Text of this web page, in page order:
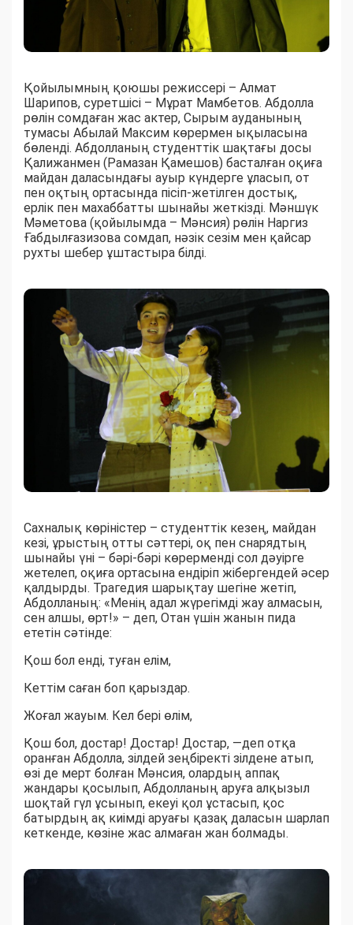
Қойылымның қоюшы режиссері – Алмат
Шарипов, суретшісі – Мұрат Мамбетов. Абдолла
рөлін сомдаған жас актер, Сырым ауданының
тумасы Абылай Максим көрермен ықыласына
бөленді. Абдолланың студенттік шақтағы досы
Қалижанмен (Рамазан Қамешов) басталған оқиға
майдан даласындағы ауыр күндерге ұласып, от
пен оқтың ортасында пісіп-жетілген достық,
ерлік пен махаббатты шынайы жеткізді. Мәншүк
Мәметова (қойылымда – Мәнсия) рөлін Наргиз
Ғабдылғазизова сомдап, нәзік сезім мен қайсар
рухты шебер ұштастыра білді.
Сахналық көріністер – студенттік кезең, майдан
кезі, ұрыстың отты сәттері, оқ пен снарядтың
шынайы үні – бәрі-бәрі көрерменді сол дәуірге
жетелеп, оқиға ортасына ендіріп жібергендей әсер
қалдырды. Трагедия шарықтау шегіне жетіп,
Абдолланың: «Менің адал жүрегімді жау алмасын,
сен алшы, өрт!» – деп, Отан үшін жанын пида
ететін сәтінде:
Қош бол енді, туған елім,
Кеттім саған боп қарыздар.
Жоғал жауым. Кел бері өлім,
Қош бол, достар! Достар! Достар, —деп отқа
оранған Абдолла, зілдей зеңбіректі зілдене атып,
өзі де мерт болған Мәнсия, олардың аппақ
жандары қосылып, Абдолланың аруға алқызыл
шоқтай гүл ұсынып, екеуі қол ұстасып, қос
батырдың ақ киімді аруағы қазақ даласын шарлап
кеткенде, көзіне жас алмаған жан болмады.